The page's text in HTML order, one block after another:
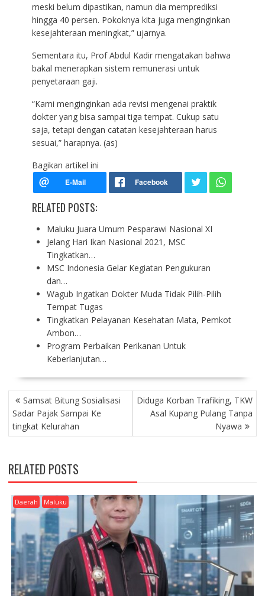
meski belum dipastikan, namun dia memprediksi
hingga 40 persen. Pokoknya kita juga menginginkan
kesejahteraan meningkat,” ujarnya.
Sementara itu, Prof Abdul Kadir mengatakan bahwa
bakal menerapkan sistem remunerasi untuk
penyetaraan gaji.
“Kami menginginkan ada revisi mengenai praktik
dokter yang bisa sampai tiga tempat. Cukup satu
saja, tetapi dengan catatan kesejahteraan harus
sesuai,” harapnya. (as)
Bagikan artikel ini
RELATED POSTS:
Maluku Juara Umum Pesparawi Nasional XI
Jelang Hari Ikan Nasional 2021, MSC
Tingkatkan…
MSC Indonesia Gelar Kegiatan Pengukuran
dan…
Wagub Ingatkan Dokter Muda Tidak Pilih-Pilih
Tempat Tugas
Tingkatkan Pelayanan Kesehatan Mata, Pemkot
Ambon…
Program Perbaikan Perikanan Untuk
Keberlanjutan…
P
O
S
T
A
V
I
G
A
O
N
Samsat Bitung Sosialisasi
Sadar Pajak Sampai Ke
tingkat Kelurahan
Diduga Korban Trafiking, TKW
Asal Kupang Pulang Tanpa
Nyawa
RELATED POSTS
Daerah Maluku